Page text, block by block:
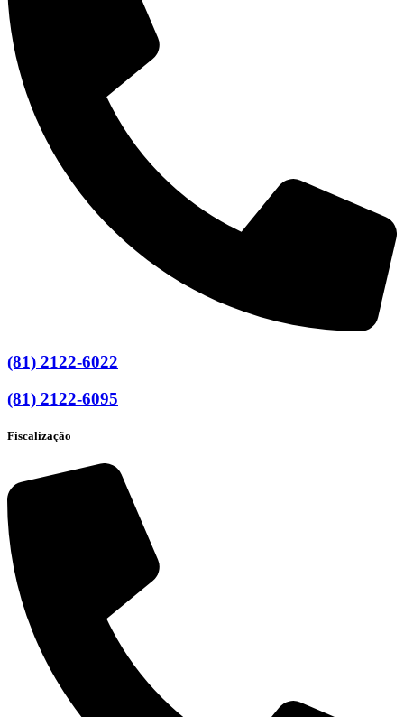
(81) 2122-6022
(81) 2122-6095
Fiscalização